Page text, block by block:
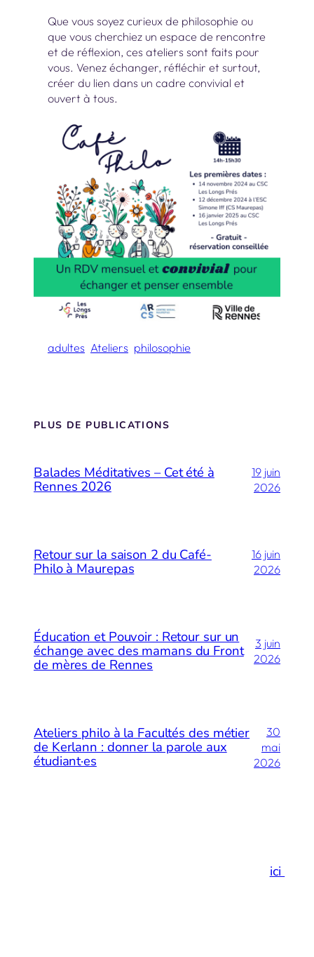
Que vous soyez curieux de philosophie ou
que vous cherchiez un espace de rencontre
et de réflexion, ces ateliers sont faits pour
vous. Venez échanger, réfléchir et surtout,
créer du lien dans un cadre convivial et
ouvert à tous.
adultes Ateliers philosophie
PLUS DE PUBLICATIONS
Balades Méditatives – Cet été à
Rennes 2026
19 juin
2026
Retour sur la saison 2 du Café-
Philo à Maurepas
16 juin
2026
Éducation et Pouvoir : Retour sur un
échange avec des mamans du Front
de mères de Rennes
3 juin
2026
Ateliers philo à la Facultés des métier
de Kerlann : donner la parole aux
étudiant·es
30
mai
2026
ici